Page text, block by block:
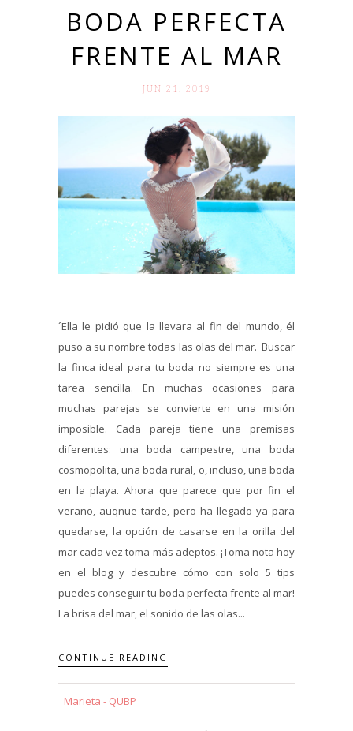
BODA PERFECTA
FRENTE AL MAR
JUN 21. 2019
´Ella le pidió que la llevara al fin del mundo, él
puso a su nombre todas las olas del mar.' Buscar
la finca ideal para tu boda no siempre es una
tarea sencilla. En muchas ocasiones para
muchas parejas se convierte en una misión
imposible. Cada pareja tiene una premisas
diferentes: una boda campestre, una boda
cosmopolita, una boda rural, o, incluso, una boda
en la playa. Ahora que parece que por fin el
verano, auqnue tarde, pero ha llegado ya para
quedarse, la opción de casarse en la orilla del
mar cada vez toma más adeptos. ¡Toma nota hoy
en el blog y descubre cómo con solo 5 tips
puedes conseguir tu boda perfecta frente al mar!
La brisa del mar, el sonido de las olas...
CONTINUE READING
Marieta - QUBP